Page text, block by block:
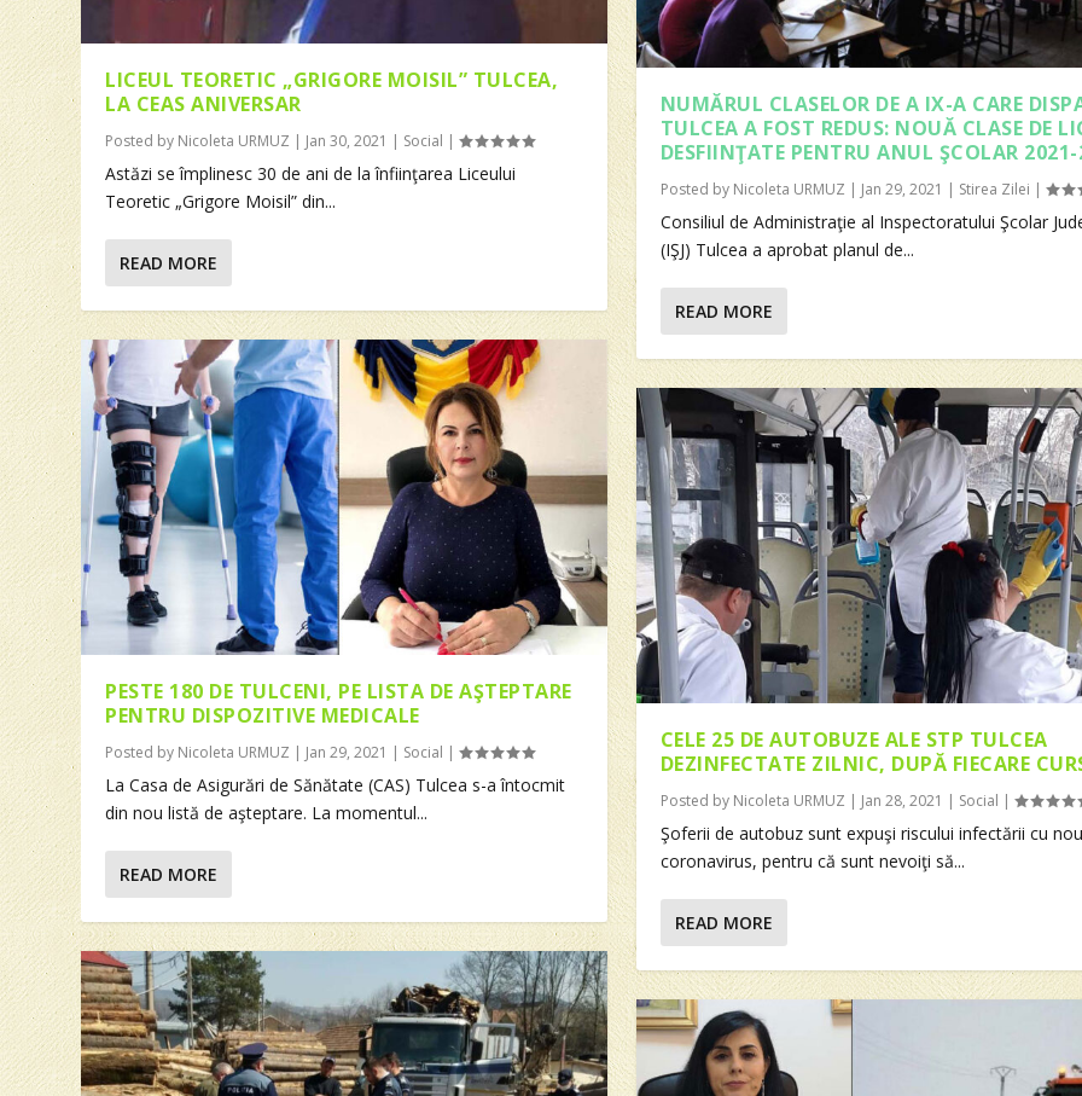
LICEUL TEORETIC „GRIGORE MOISIL” TULCEA,
LA CEAS ANIVERSAR
Posted by Nicoleta URMUZ | Jan 30, 2021 | Social |
Astăzi se împlinesc 30 de ani de la înfiinţarea Liceului
Teoretic „Grigore Moisil” din...
READ MORE
PESTE 180 DE TULCENI, PE LISTA DE AŞTEPTARE
PENTRU DISPOZITIVE MEDICALE
Posted by Nicoleta URMUZ | Jan 29, 2021 | Social |
La Casa de Asigurări de Sănătate (CAS) Tulcea s-a întocmit
din nou listă de aşteptare. La momentul...
READ MORE
NUMĂRUL CLASELOR DE A IX-A CARE
TULCEA A FOST REDUS: NOUĂ CLASE DE
DESFIINŢATE PENTRU ANUL ŞCOLAR
Posted by Nicoleta URMUZ | Jan 29, 2021 | Stirea Zilei |
Consiliul de Administraţie al Inspectoratului Şcolar
(IŞJ) Tulcea a aprobat planul de...
READ MORE
CELE 25 DE AUTOBUZE ALE STP TULCEA
DEZINFECTATE ZILNIC, DUPĂ FIECARE
Posted by Nicoleta URMUZ | Jan 28, 2021 | Social |
Şoferii de autobuz sunt expuşi riscului infectării cu
coronavirus, pentru că sunt nevoiţi să...
READ MORE